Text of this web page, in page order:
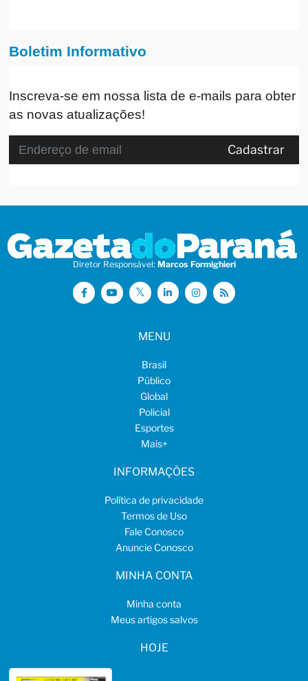
Boletim Informativo
Inscreva-se em nossa lista de e-mails para obter
as novas atualizações!
Cadastrar
Diretor Responsável: Marcos Formighieri
MENU
Brasil
Público
Global
Policial
Esportes
Mais+
INFORMAÇÕES
Política de privacidade
Termos de Uso
Fale Conosco
Anuncie Conosco
MINHA CONTA
Minha conta
Meus artigos salvos
HOJE